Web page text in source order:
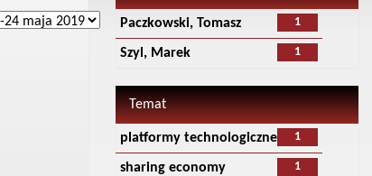
1
Paczkowski, Tomasz
1
Szyl, Marek
Temat
1
platformy technologiczne
1
sharing economy